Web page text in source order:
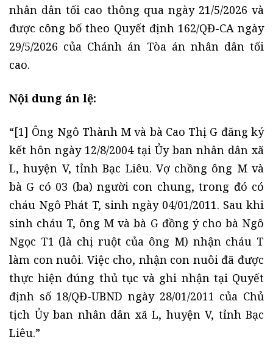
nhân dân tối cao thông qua ngày 21/5/2026 và
được công bố theo Quyết định 162/QĐ-CA ngày
29/5/2026 của Chánh án Tòa án nhân dân tối
cao.
Nội dung án lệ:
“[1] Ông Ngô Thành M và bà Cao Thị G đăng ký
kết hôn ngày 12/8/2004 tại Ủy ban nhân dân xã
L, huyện V, tỉnh Bạc Liêu. Vợ chồng ông M và
bà G có 03 (ba) người con chung, trong đó có
cháu Ngô Phát T, sinh ngày 04/01/2011. Sau khi
sinh cháu T, ông M và bà G đồng ý cho bà Ngô
Ngọc T1 (là chị ruột của ông M) nhận cháu T
làm con nuôi. Việc cho, nhận con nuôi đã được
thực hiện đúng thủ tục và ghi nhận tại Quyết
định số 18/QĐ-UBND ngày 28/01/2011 của Chủ
tịch Ủy ban nhân dân xã L, huyện V, tỉnh Bạc
Liêu.”